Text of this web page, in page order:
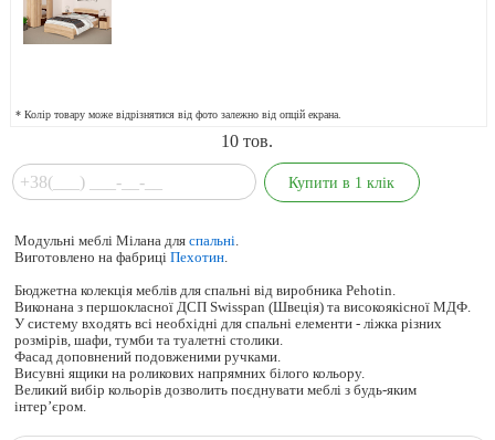
* Колір товару може відрізнятися від фото залежно від опцій екрана.
10тов.
Модульні меблі Мілана дляспальні.
Виготовлено на фабриціПехотин.
Бюджетна колекція меблів для спальні від виробника Pehotin.
Виконана з першокласної ДСП Swisspan (Швеція) та високоякісної МДФ.
У систему входять всі необхідні для спальні елементи - ліжка різних
розмірів, шафи, тумби та туалетні столики.
Фасад доповнений подовженими ручками.
Висувні ящики на роликових напрямних білого кольору.
Великий вибір кольорів дозволить поєднувати меблі з будь-яким
інтер’єром.